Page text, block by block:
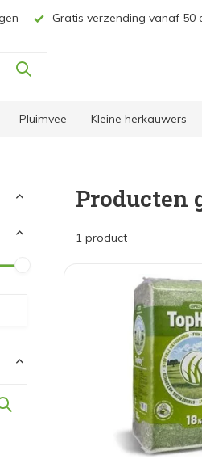
Gratis verzending vanaf 50
Pluimvee Kleine herkauwers
Producten
1 product